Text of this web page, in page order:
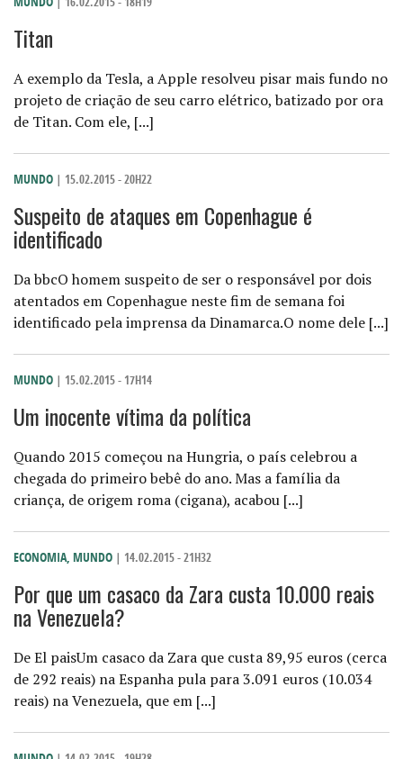
Titan
A exemplo da Tesla, a Apple resolveu pisar mais fundo no
projeto de criação de seu carro elétrico, batizado por ora
de Titan. Com ele, [...]
MUNDO | 15.02.2015 - 20H22
Suspeito de ataques em Copenhague é
identificado
Da bbcO homem suspeito de ser o responsável por dois
atentados em Copenhague neste fim de semana foi
identificado pela imprensa da Dinamarca.O nome dele [...]
MUNDO | 15.02.2015 - 17H14
Um inocente vítima da política
Quando 2015 começou na Hungria, o país celebrou a
chegada do primeiro bebê do ano. Mas a família da
criança, de origem roma (cigana), acabou [...]
ECONOMIA, MUNDO | 14.02.2015 - 21H32
Por que um casaco da Zara custa 10.000 reais
na Venezuela?
De El paisUm casaco da Zara que custa 89,95 euros (cerca
de 292 reais) na Espanha pula para 3.091 euros (10.034
reais) na Venezuela, que em [...]